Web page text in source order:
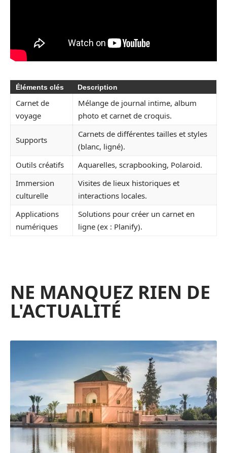
Éléments clés Description
Carnet de
voyage
Mélange de journal intime, album
photo et carnet de croquis.
Supports
Carnets de différentes tailles et styles
(blanc, ligné).
Outils créatifs
Aquarelles, scrapbooking, Polaroid.
Immersion
culturelle
Visites de lieux historiques et
interactions locales.
Applications
numériques
Solutions pour créer un carnet en
ligne (ex : Planify).
NE MANQUEZ RIEN DE
L'ACTUALITÉ